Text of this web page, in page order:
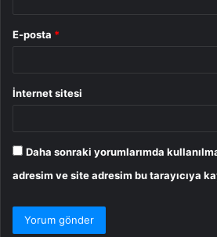
E-posta *
İnternet sitesi
Daha sonraki yorumlarımda
adresim ve site adresim bu tarayıcıya